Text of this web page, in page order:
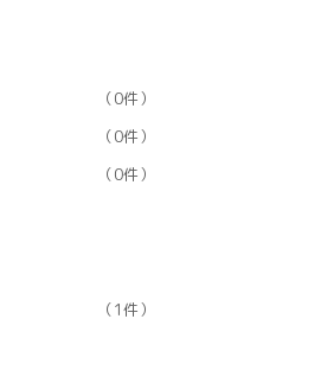
（0件）
（0件）
（0件）
（1件）